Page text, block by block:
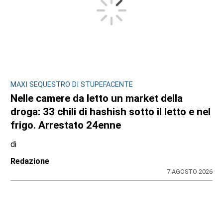
MAXI SEQUESTRO DI STUPEFACENTE
Nelle camere da letto un market della
droga: 33 chili di hashish sotto il letto e nel
frigo. Arrestato 24enne
di
Redazione
7 AGOSTO 2026